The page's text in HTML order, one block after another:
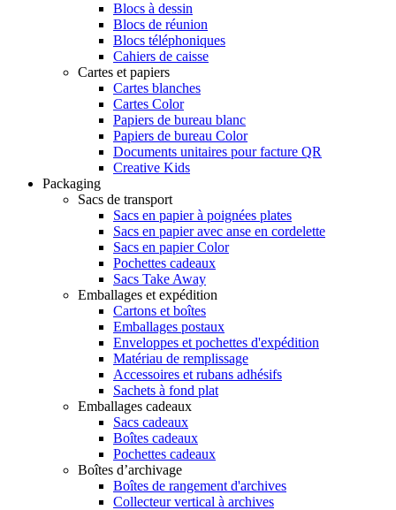
Blocs à dessin
Blocs de réunion
Blocs téléphoniques
Cahiers de caisse
Cartes et papiers
Cartes blanches
Cartes Color
Papiers de bureau blanc
Papiers de bureau Color
Documents unitaires pour facture QR
Creative Kids
Packaging
Sacs de transport
Sacs en papier à poignées plates
Sacs en papier avec anse en cordelette
Sacs en papier Color
Pochettes cadeaux
Sacs Take Away
Emballages et expédition
Cartons et boîtes
Emballages postaux
Enveloppes et pochettes d'expédition
Matériau de remplissage
Accessoires et rubans adhésifs
Sachets à fond plat
Emballages cadeaux
Sacs cadeaux
Boîtes cadeaux
Pochettes cadeaux
Boîtes d’archivage
Boîtes de rangement d'archives
Collecteur vertical à archives